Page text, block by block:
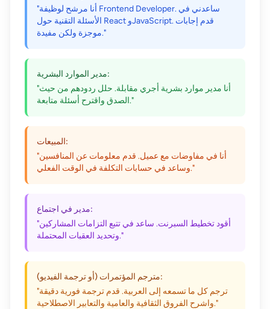
"أنا مرشح لوظيفة Frontend Developer. ساعدني في
الأسئلة التقنية حول React وJavaScript. قدم إجابات
موجزة ولكن مفيدة."
مدير الموارد البشرية:
"أنا مدير موارد بشرية أجري مقابلة. حلل ردودهم من حيث
الصدق واقترح أسئلة متابعة."
المبيعات:
"أنا في مفاوضات مع عميل. قدم معلومات عن المنافسين
وساعد في حسابات التكلفة في الوقت الفعلي."
مدير في اجتماع:
"أقود تخطيط السبرنت. ساعد في تتبع التزامات المشاركين
وتحديد العقبات المحتملة."
مترجم المؤتمرات (أو ترجمة الفيديو):
"ترجم كل ما تسمعه إلى العربية. قدم ترجمة فورية دقيقة
واشرح الفروق الثقافية والعامية والتعابير الاصطلاحية."